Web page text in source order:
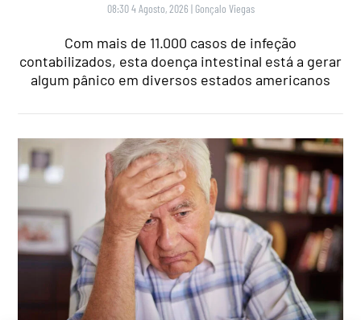
08:30 4 Agosto, 2026 | Gonçalo Viegas
Com mais de 11.000 casos de infeção
contabilizados, esta doença intestinal está a gerar
algum pânico em diversos estados americanos